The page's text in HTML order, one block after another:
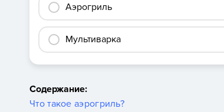
Аэрогриль
Мультиварка
Содержание:
Что такое аэрогриль?